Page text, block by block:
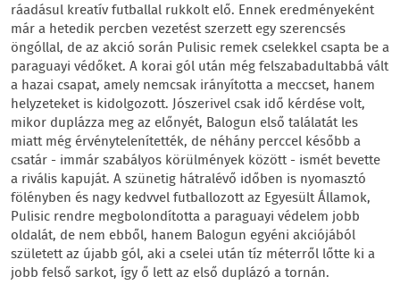
ráadásul kreatív futballal rukkolt elő. Ennek eredményeként
már a hetedik percben vezetést szerzett egy szerencsés
öngóllal, de az akció során Pulisic remek cselekkel csapta be a
paraguayi védőket. A korai gól után még felszabadultabbá vált
a hazai csapat, amely nemcsak irányította a meccset, hanem
helyzeteket is kidolgozott. Jószerivel csak idő kérdése volt,
mikor duplázza meg az előnyét, Balogun első találatát les
miatt még érvénytelenítették, de néhány perccel később a
csatár - immár szabályos körülmények között - ismét bevette
a rivális kapuját. A szünetig hátralévő időben is nyomasztó
fölényben és nagy kedvvel futballozott az Egyesült Államok,
Pulisic rendre megbolondította a paraguayi védelem jobb
oldalát, de nem ebből, hanem Balogun egyéni akciójából
született az újabb gól, aki a cselei után tíz méterről lőtte ki a
jobb felső sarkot, így ő lett az első duplázó a tornán.